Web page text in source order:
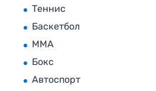
Теннис
Баскетбол
MMA
Бокс
Автоспорт